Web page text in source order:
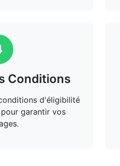
Conditions
d'éligibilité
garantir vos